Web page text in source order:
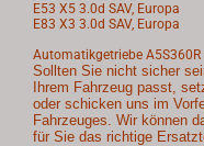
E53 X5 3.0d SAV, Europa
E83 X3 3.0d SAV, Europa
Automatikgetriebe A5S360R
Sollten Sie nicht sicher
Ihrem Fahrzeug passt,
oder schicken uns im
Fahrzeuges. Wir können
für Sie das richtige